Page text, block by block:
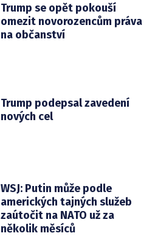
Trump se opět pokouší
omezit novorozencům práva
na občanství
Trump podepsal zavedení
nových cel
WSJ: Putin může podle
amerických tajných služeb
zaútočit na NATO už za
několik měsíců